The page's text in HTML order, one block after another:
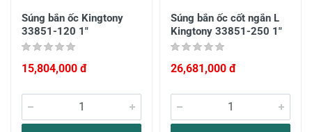
Súng bắn ốc Kingtony
33851-120 1"
15,804,000 đ
Súng bắn ốc cốt ngắn L
Kingtony 33851-250 1"
26,681,000 đ